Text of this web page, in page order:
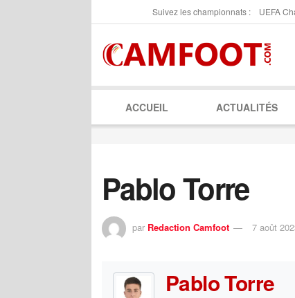
Suivez les championnats : UEFA
ACCUEIL ACTUALITÉS
Pablo Torre
par Redaction Camfoot 7 août
Pablo Torre